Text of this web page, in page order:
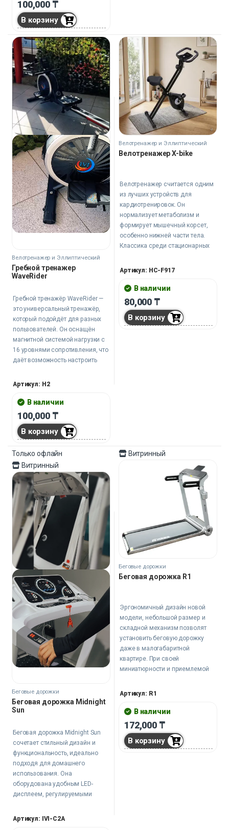
100,000 ₸
В корзину
Велотренажер и Эллиптический
тренажер
Гребной тренажер
WaveRider
Гребной тренажёр WaveRider —
это универсальный тренажёр,
который подойдёт для разных
пользователей. Он оснащён
магнитной системой нагрузки с
16 уровнями сопротивления, что
даёт возможность настроить
Дисплей отображает основные
пройденную дистанцию и
количество сожжённых калорий.
Артикул: H2
В наличии
100,000 ₸
В корзину
Велотренажер и Эллиптический
тренажер
Велотренажер X-bike
Велотренажер считается одним
из лучших устройств для
кардиотренировок. Он
нормализует метаболизм и
формирует мышечный корсет,
особенно нижней части тела.
Классика среди стационарных
вертикальной посадкой.
Артикул: HC-F917
В наличии
80,000 ₸
В корзину
Только офлайн
Витринный
Беговые дорожки
Беговая дорожка Midnight
Sun
Беговая дорожка Midnight Sun
сочетает стильный дизайн и
функциональность, идеально
подходя для домашнего
использования. Она
оборудована удобным LED-
дисплеем, регулируемыми
тренировок в любое время дня и
Артикул: IVI-C2A
Витринный
Беговые дорожки
Беговая дорожка R1
Эргономичный дизайн новой
модели, небольшой размер и
складной механизм позволят
установить беговую дорожку
даже в малогабаритной
квартире. При своей
миниатюрности и приемлемой
весьма функционален.
Артикул: R1
В наличии
172,000 ₸
В корзину